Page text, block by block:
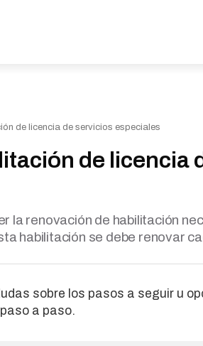
de licencia de servicios especiales
de licencia
la renovación de habilitación
habilitación se debe renovar
sobre los pasos a seguir u
a paso.